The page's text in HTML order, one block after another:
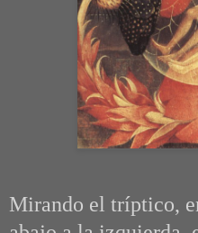
Mirando el tríptico,